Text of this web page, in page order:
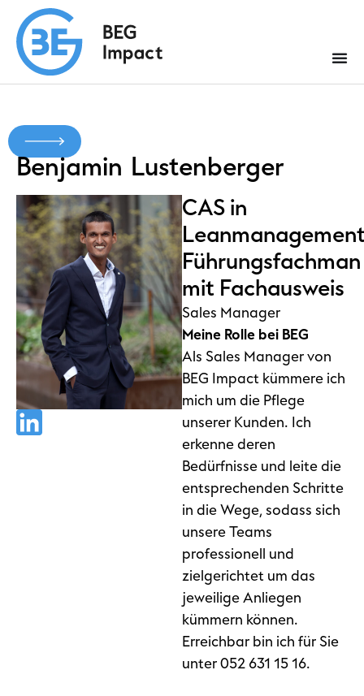
Benjamin Lustenberger
CAS in
Führungsfachman
mit Fachausweis
Sales Manager
Meine Rolle bei BEG
Als Sales Manager von
BEG Impact kümmere ich
mich um die Pflege
unserer Kunden. Ich
erkenne deren
Bedürfnisse und leite die
entsprechenden Schritte
in die Wege, sodass sich
unsere Teams
professionell und
zielgerichtet um das
jeweilige Anliegen
kümmern können.
Erreichbar bin ich für Sie
unter 052 631 15 16.